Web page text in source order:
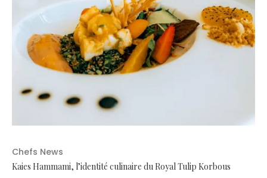
Chefs News
Kaies Hammami, l’identité culinaire du Royal Tulip Korbous